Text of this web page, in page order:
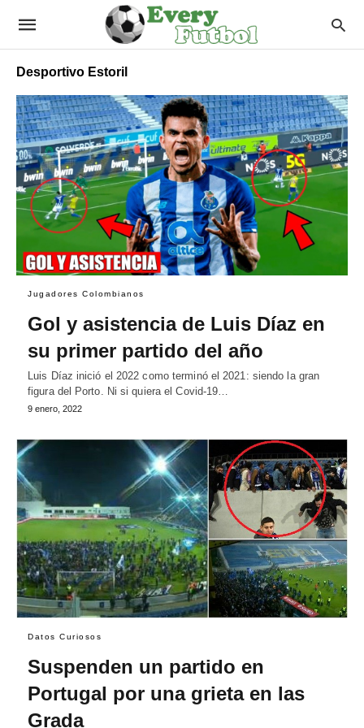
Desportivo Estoril
Jugadores Colombianos
Gol y asistencia de Luis Díaz en
su primer partido del año
Luis Díaz inició el 2022 como terminó el 2021: siendo la gran
figura del Porto. Ni si quiera el Covid-19…
9 enero, 2022
Datos Curiosos
Suspenden un partido en
Portugal por una grieta en las
Grada